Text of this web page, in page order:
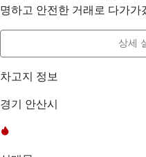
명하고 안전한 거래로 다가가
상세
차고지 정보
경기 안산시